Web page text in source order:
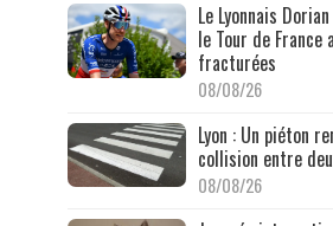
Le Lyonnais
le Tour de
fracturées
08/08/26
Lyon : Un piéton
collision entre
08/08/26